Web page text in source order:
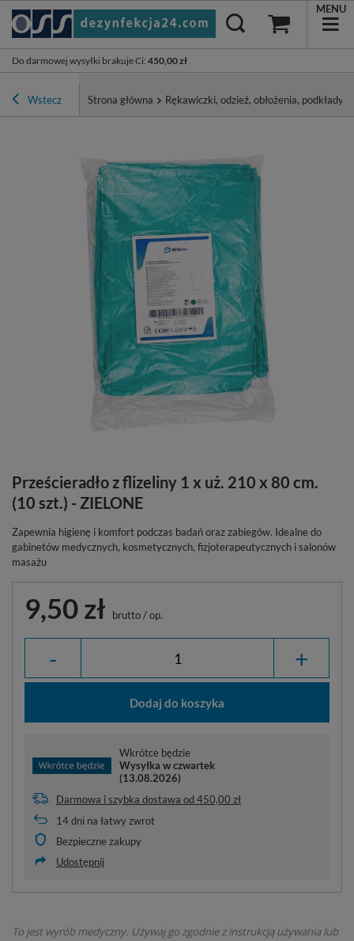
Do darmowej wysyłki brakuje Ci: 450,00 zł
MENU
Wstecz Strona główna Rękawiczki, odzież, obłożenia, podkłady,
Prześcieradło z flizeliny 1 x uż. 210 x 80 cm.
(10 szt.) - ZIELONE
Zapewnia higienę i komfort podczas badań oraz zabiegów. Idealne do
gabinetów medycznych, kosmetycznych, fizjoterapeutycznych i salonów
masażu
9,50 zł brutto/op.
- +
Dodaj do koszyka
Wkrótce będzie
Wysyłka w czwartek
(13.08.2026)
Darmowa i szybka dostawa od450,00 zł
14dni na łatwy zwrot
Bezpieczne zakupy
Udostępnij
To jest wyrób medyczny. Używaj go zgodnie z instrukcją używania lub